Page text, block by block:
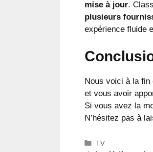
mise à jour.
plusieurs
expérience fluide
Nous voici à la fin
et vous avoir
Si vous avez la
N’hésitez pas à
Catégories
TV